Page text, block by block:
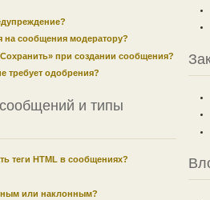
на сообщения модератору?
при создании сообщения?
требует одобрения?
и типы
теги HTML в сообщениях?
или наклонным?